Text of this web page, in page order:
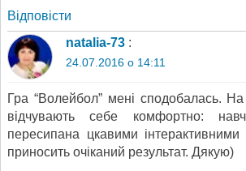
Відповіcти
natalia-73 :
24.07.2016 о 14:11
Гра “Волейбол” мені сподобалась. На
відчувають себе комфортно:
пересипана цкавими
приносить очіканий результат. Дякую)